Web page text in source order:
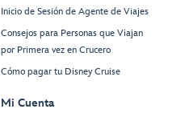
Inicio de Sesión de Agente de Viajes
Consejos para Personas que Viajan
por Primera vez en Crucero
Cómo pagar tu Disney Cruise
Mi Cuenta